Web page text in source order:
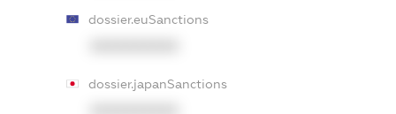
dossier.euSanctions
dossier.japanSanctions